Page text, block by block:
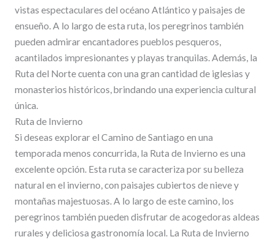
vistas espectaculares del océano Atlántico y paisajes de
ensueño. A lo largo de esta ruta, los peregrinos también
pueden admirar encantadores pueblos pesqueros,
acantilados impresionantes y playas tranquilas. Además, la
Ruta del Norte cuenta con una gran cantidad de iglesias y
monasterios históricos, brindando una experiencia cultural
única.
Ruta de Invierno
Si deseas explorar el Camino de Santiago en una
temporada menos concurrida, la Ruta de Invierno es una
excelente opción. Esta ruta se caracteriza por su belleza
natural en el invierno, con paisajes cubiertos de nieve y
montañas majestuosas. A lo largo de este camino, los
peregrinos también pueden disfrutar de acogedoras aldeas
rurales y deliciosa gastronomía local. La Ruta de Invierno